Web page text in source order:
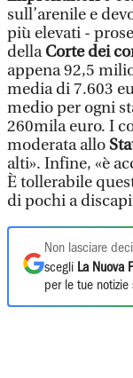
sull’arenile e
più elevati -
dellaCorte dei
appena 92,5
media di 7.603
medio per ogni
260mila euro. I
moderata allo
alti». Infine, «è
È tollerabile
di pochi a
Non lasciare
scegli La Nuova
per le tue notizie